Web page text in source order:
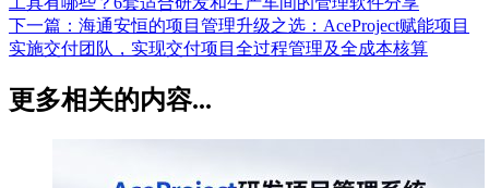
下一篇： 海通安恒的项目管理升级之选：AceProject赋能项目
实施交付团队，实现交付项目全过程管理及全成本核算
更多相关的内容...